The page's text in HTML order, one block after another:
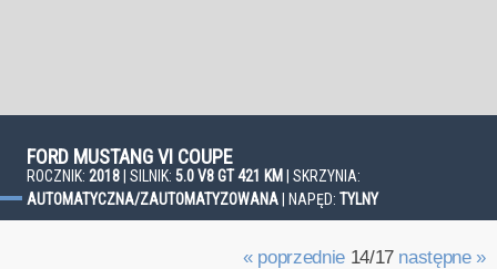
FORD MUSTANG VI COUPE
ROCZNIK: 2018 | SILNIK: 5.0 V8 GT 421 KM
| SKRZYNIA:
AUTOMATYCZNA/ZAUTOMATYZOWANA | NAPĘD: TYLNY
« poprzednie14/17 następne »